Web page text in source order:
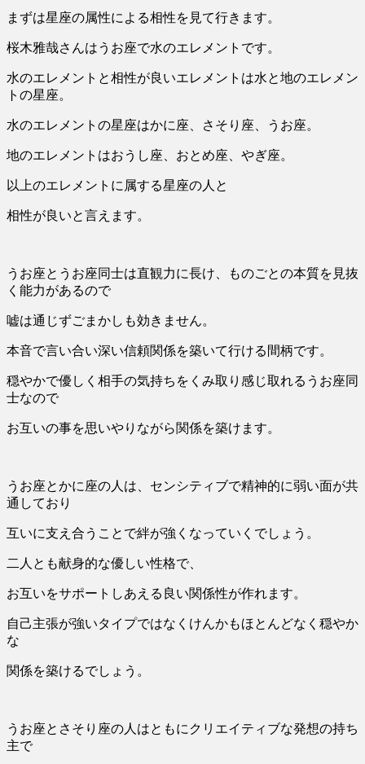
まずは星座の属性による相性を見て行きます。
桜木雅哉さんはうお座で水のエレメントです。
水のエレメントと相性が良いエレメントは水と地のエレメン
トの星座。
水のエレメントの星座はかに座、さそり座、うお座。
地のエレメントはおうし座、おとめ座、やぎ座。
以上のエレメントに属する星座の人と
相性が良いと言えます。
うお座とうお座同士は直観力に長け、ものごとの本質を見抜
く能力があるので
嘘は通じずごまかしも効きません。
本音で言い合い深い信頼関係を築いて行ける間柄です。
穏やかで優しく相手の気持ちをくみ取り感じ取れるうお座同
士なので
お互いの事を思いやりながら関係を築けます。
うお座とかに座の人は、センシティブで精神的に弱い面が共
通しており
互いに支え合うことで絆が強くなっていくでしょう。
二人とも献身的な優しい性格で、
お互いをサポートしあえる良い関係性が作れます。
自己主張が強いタイプではなくけんかもほとんどなく穏やか
な
関係を築けるでしょう。
うお座とさそり座の人はともにクリエイティブな発想の持ち
主で